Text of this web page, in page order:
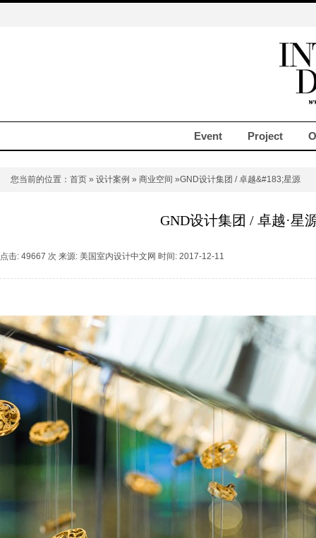
Event Project
您当前的位置： 首页 » 设计案例 » 商业空间 »GND设计集团 / 卓越&#183;星源
GND设计集团 / 卓越·星
点击: 49667 次 来源: 美国室内设计中文网 时间: 2017-12-11